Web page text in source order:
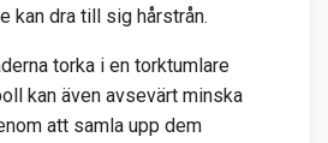
kan dra till sig hårstrån.
torka i en torktumlare
kan även avsevärt minska
att samla upp dem